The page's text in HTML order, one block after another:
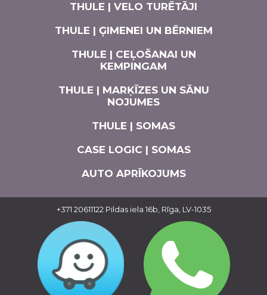
THULE | VELO TURĒTĀJI
THULE | ĢIMENEI UN BĒRNIEM
THULE | CEĻOŠANAI UN
KEMPINGAM
THULE | MARĶĪZES UN SĀNU
NOJUMES
THULE | SOMAS
CASE LOGIC | SOMAS
AUTO APRĪKOJUMS
+371 20611122 Pildas iela 16b, Rīga, LV-1035